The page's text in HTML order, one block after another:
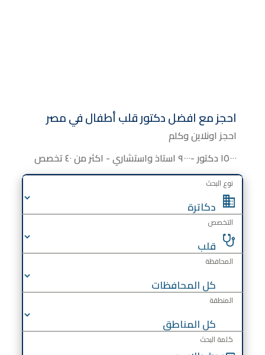
احجز مع افضل دكتور قلب أطفال في مصر
احجز اونلاين وكلم
١٥٠٠٠ دكتور -٩٠٠٠ استاذ واستشاري - اكثر من ٤٠ تخصص
نوع البحث
التخصص
المحافظة
المنطقة
كلمة البحث